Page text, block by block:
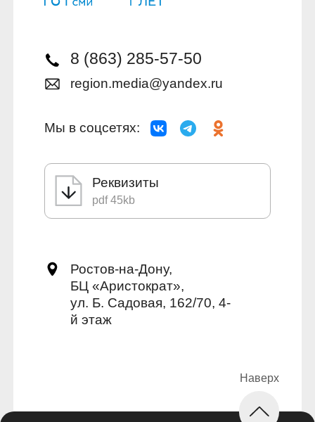
8 (863) 285-57-50
region.media@yandex.ru
Мы в соцсетях:
Реквизиты
pdf 45kb
Ростов-на-Дону,
БЦ «Аристократ»,
ул. Б. Садовая, 162/70, 4-
й этаж